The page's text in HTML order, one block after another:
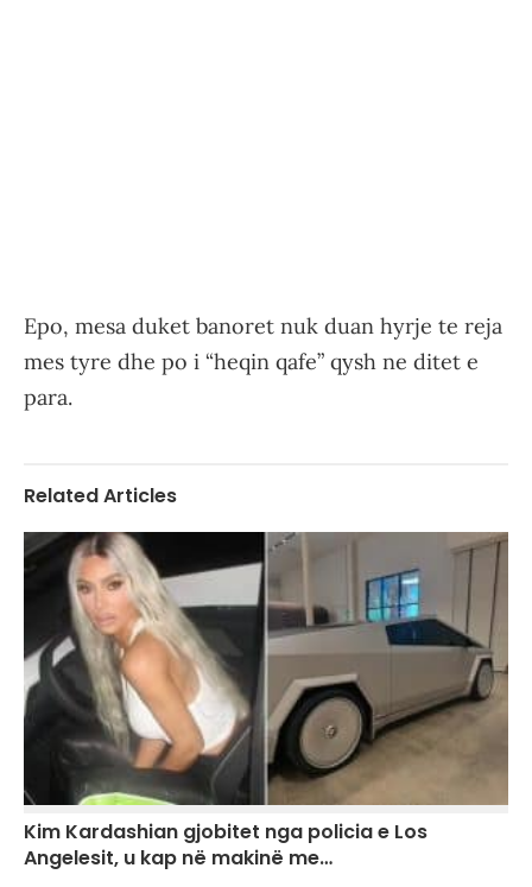
Epo, mesa duket banoret nuk duan hyrje te reja
mes tyre dhe po i “heqin qafe” qysh ne ditet e
para.
Related Articles
Kim Kardashian gjobitet nga policia e Los
Angelesit, u kap në makinë me…